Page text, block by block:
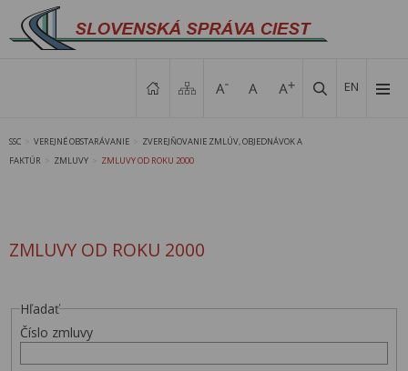
EN
SSC VEREJNÉ OBSTARÁVANIE
ZVEREJŇOVANIE ZMLÚV, OBJEDNÁVOK A
FAKTÚR
ZMLUVY ZMLUVY OD ROKU 2000
ZMLUVY OD ROKU 2000
Hľadať
Číslo zmluvy